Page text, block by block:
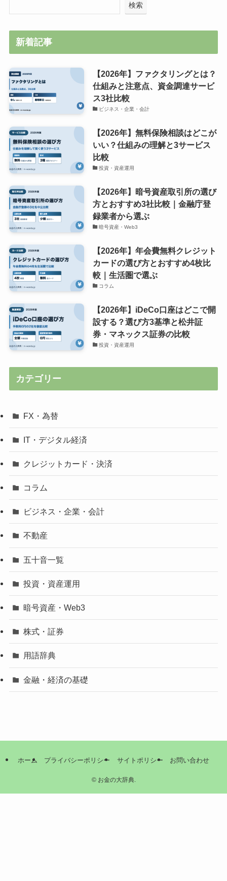
検索
新着記事
【2026年】ファクタリングとは？
仕組みと注意点、資金調達サービ
ス3社比較
ビジネス・企業・会計
【2026年】無料保険相談はどこが
いい？仕組みの理解と3サービス
比較
投資・資産運用
【2026年】暗号資産取引所の選び
方とおすすめ3社比較｜金融庁登
録業者から選ぶ
暗号資産・Web3
【2026年】年会費無料クレジット
カードの選び方とおすすめ4枚比
較｜生活圏で選ぶ
コラム
【2026年】iDeCo口座はどこで開
設する？選び方3基準と松井証
券・マネックス証券の比較
投資・資産運用
カテゴリー
FX・為替
IT・デジタル経済
クレジットカード・決済
コラム
ビジネス・企業・会計
不動産
五十音一覧
投資・資産運用
暗号資産・Web3
株式・証券
用語辞典
金融・経済の基礎
ホーム プライバシーポリシー サイトポリシー お問い合わせ
©お金の大辞典.